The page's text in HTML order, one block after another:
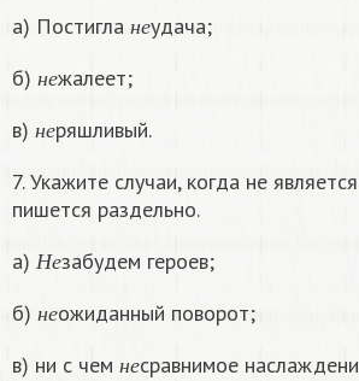
а) Постигла
н е удача;
б)
н е жалеет;
в)
н е ряшливый.
7. Укажите случаи, когда не
пишется раздельно.
а)
Н е
Не забудем героев;
б)
н е ожиданный поворот;
в) ни с чем
н е сравнимое